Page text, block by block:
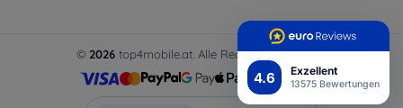
4.6 Exzellent
13575 Bewertungen
© 2026top4mobile.at. Alle Rechte vorbehalten.